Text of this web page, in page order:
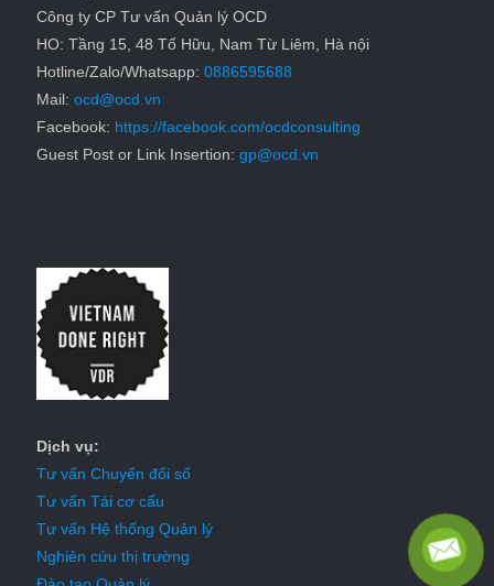
Công ty CP Tư vấn Quản lý OCD
HO: Tầng 15, 48 Tố Hữu, Nam Từ Liêm, Hà nội
Hotline/Zalo/Whatsapp: 0886595688
Mail: ocd@ocd.vn
Facebook: https://facebook.com/ocdconsulting
Guest Post or Link Insertion: gp@ocd.vn
Dịch vụ:
Tư vấn Chuyển đổi số
Tư vấn Tái cơ cấu
Tư vấn Hệ thống Quản lý
Nghiên cứu thị trường